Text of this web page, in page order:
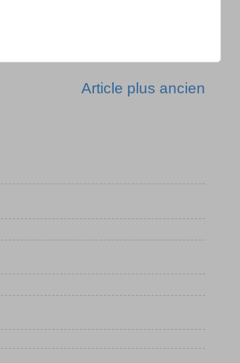
Article plus ancien